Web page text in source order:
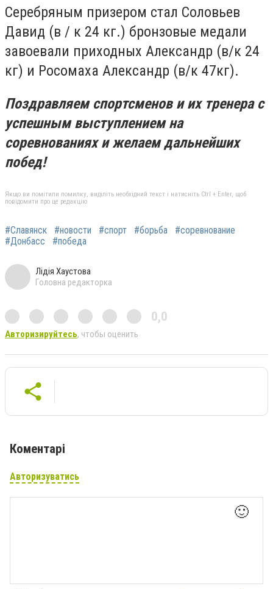
Серебряным призером стал Соловьев
Давид (в / к 24 кг.) бронзовые медали
завоевали приходных Александр (в/к 24
кг) и Росомаха Александр (в/к 47кг).
Поздравляем спортсменов и их тренера с
успешным выступлением на
соревнованиях и желаем дальнейших
побед!
Якщо ви помітили помилку, виділіть необхідний текст і натисніть Ctrl + Enter, щоб
повідомити про це редакцію
#Славянск #новости #спорт #борьба
#соревнование
#Донбасс
#победа
Лідія Хаустова
Головна редакторка
0,0
Авторизируйтесь, чтобы оценить
Коментарі
Авторизуватись
🙂